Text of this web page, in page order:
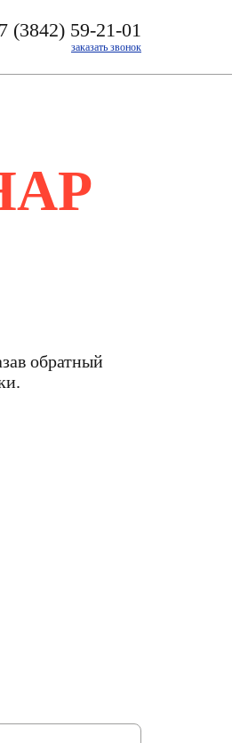
(3842) 59-21-01
заказать звонок
обратный